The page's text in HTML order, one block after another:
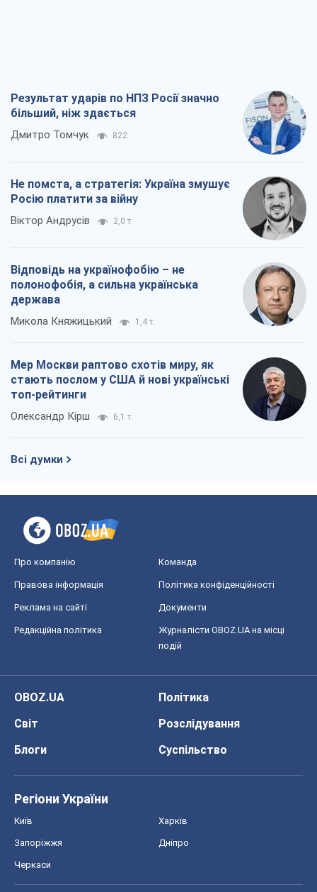
Результат ударів по НПЗ Росії значно
більший, ніж здається
Дмитро Томчук 822
Не помста, а стратегія: Україна змушує
Росію платити за війну
Віктор Андрусів 2,0 т.
Відповідь на українофобію – не
полонофобія, а сильна українська
держава
Микола Княжицький 1,4 т.
Мер Москви раптово схотів миру, як
стають послом у США й нові українські
топ-рейтинги
Олександр Кірш 6,1 т.
Всі думки
Про компанію Команда
Правова інформація Політика конфіденційності
Реклама на сайті Документи
Редакційна політика
Журналісти OBOZ.UA на місці
подій
OBOZ.UA
Політика
Світ
Розслідування
Блоги
Суспільство
Регіони України
Київ Харків
Запоріжжя Дніпро
Черкаси